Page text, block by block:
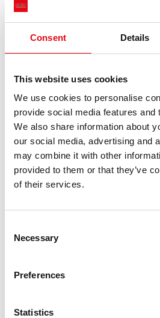
Consent Details
This website uses cookies
We use cookies to personalise
provide social media features and
We also share information about
our social media, advertising and
may combine it with other
provided to them or that they’ve
of their services.
Selection
Necessary
Preferences
Statistics
https://www.racmet.com/pl-ww/co-to-
steam-i-inoxpres-silicone-free.aspx
inoxPRESSteami inoxPRES Silicone
nowa seria złączek zaciskowych,
białym pierścieniem uszczelniającym,
https://www.racmet.com/pl-ww/
Różne O-ringi są dostępne w zależności